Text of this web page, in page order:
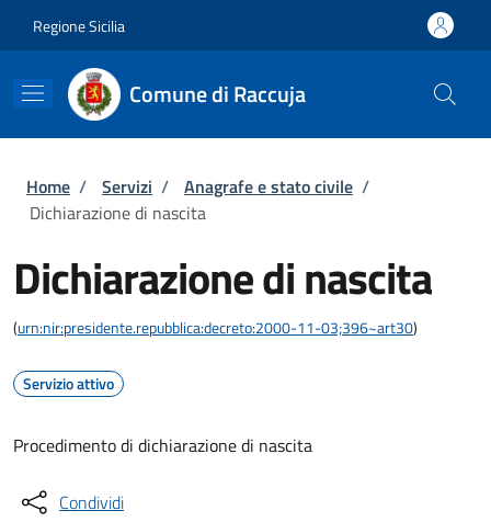
Regione Sicilia
Comune di Raccuja
Briciole di pane
Home / Servizi / Anagrafe e stato civile /
Dichiarazione di nascita
Dichiarazione di nascita
(urn:nir:presidente.repubblica:decreto:2000-11-03;396~art30)
Servizio attivo
Procedimento di dichiarazione di nascita
Condividi